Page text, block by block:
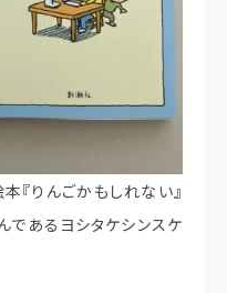
『りんごかもしれない』
であるヨシタケシンスケ